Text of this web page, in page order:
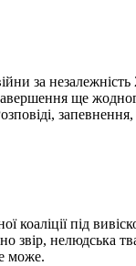
за незалежність
ще
коаліції під
звір, нелюдська
може.